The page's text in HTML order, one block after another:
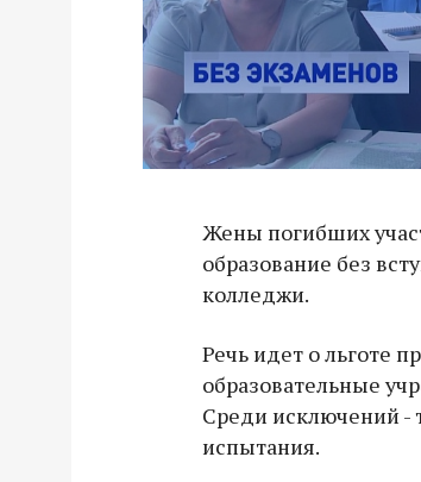
Жены погибших
образование без
колледжи.
Речь идет о льготе
образовательные
Среди исключений -
испытания.